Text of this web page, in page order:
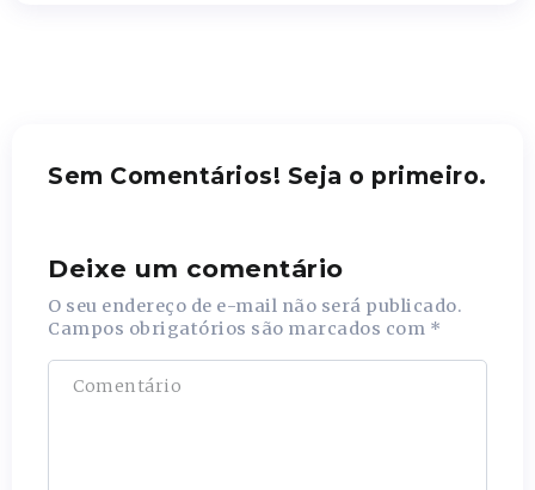
Sem Comentários! Seja o primeiro.
Deixe um comentário
O seu endereço de e-mail não será publicado.
Campos obrigatórios são marcados com *